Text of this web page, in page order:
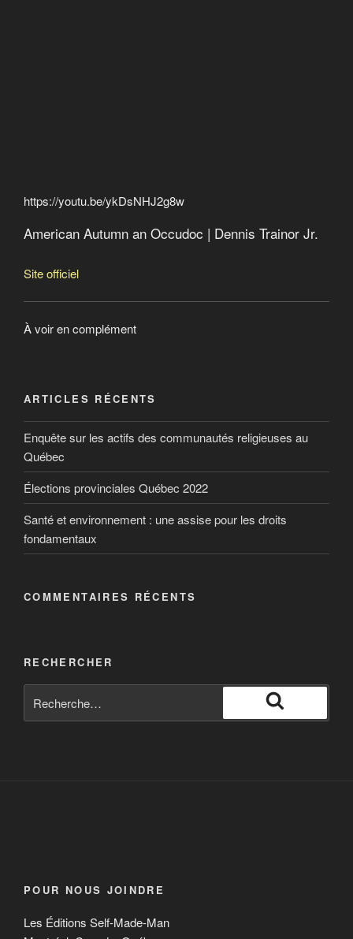
https://youtu.be/ykDsNHJ2g8w
American Autumn an Occudoc | Dennis Trainor Jr.
Site officiel
À voir en complément
ARTICLES RÉCENTS
Enquête sur les actifs des communautés religieuses au
Québec
Élections provinciales Québec 2022
Santé et environnement : une assise pour les droits
fondamentaux
COMMENTAIRES RÉCENTS
RECHERCHER
POUR NOUS JOINDRE
Les Éditions Self-Made-Man